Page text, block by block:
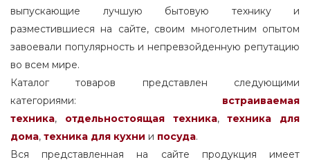
выпускающие лучшую бытовую технику и
разместившиеся на сайте, своим многолетним опытом
завоевали популярность и непревзойденную репутацию
во всем мире.
Каталог товаров представлен следующими
категориями: встраиваемая
техника, отдельностоящаятехника,
техника для
дома, техника для кухни и посуда.
Вся представленная на сайте продукция имеет